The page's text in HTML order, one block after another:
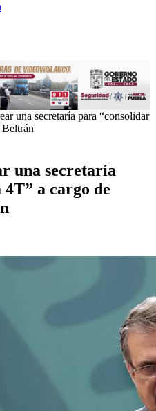
una secretaría para “consolidar
una secretaría
a cargo de